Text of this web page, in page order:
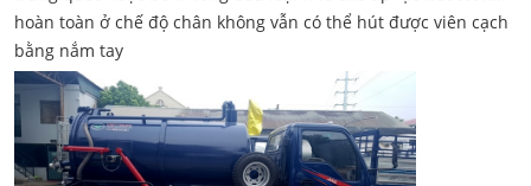
hoàn toàn ở chế độ chân không vẫn có thể hút được viên cạch
bằng nắm tay